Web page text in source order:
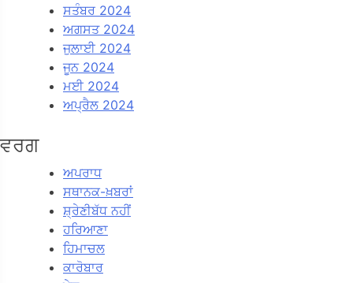
ਸਤੰਬਰ 2024
ਅਗਸਤ 2024
ਜੁਲਾਈ 2024
ਜੂਨ 2024
ਮਈ 2024
ਅਪ੍ਰੈਲ 2024
ਵਰਗ
ਅਪਰਾਧ
ਸਥਾਨਕ-ਖ਼ਬਰਾਂ
ਸ਼੍ਰੇਣੀਬੱਧ ਨਹੀਂ
ਹਰਿਆਣਾ
ਹਿਮਾਚਲ
ਕਾਰੋਬਾਰ